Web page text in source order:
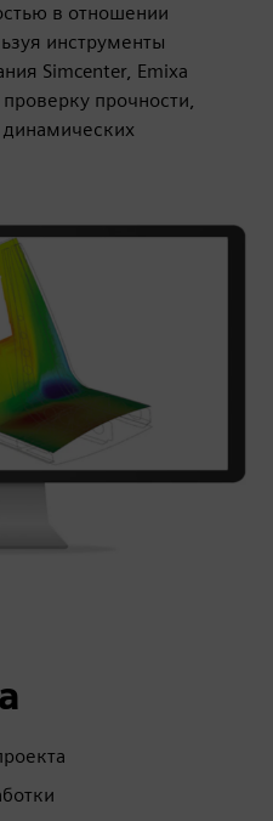
в отношении
инструменты
Simcenter, Emixa
прочности,